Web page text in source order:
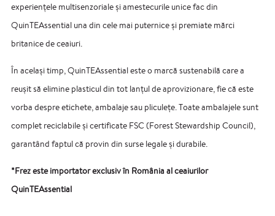
experiențele multisenzoriale și amestecurile unice fac din
QuinTEAssential una din cele mai puternice și premiate mărci
britanice de ceaiuri.
În același timp, QuinTEAssential este o marcă sustenabilă care a
reușit să elimine plasticul din tot lanțul de aprovizionare, fie că este
vorba despre etichete, ambalaje sau pliculețe. Toate ambalajele sunt
complet reciclabile și certificate FSC (Forest Stewardship Council),
garantând faptul că provin din surse legale și durabile.
*Frez este importator exclusiv în România al ceaiurilor
QuinTEAssential